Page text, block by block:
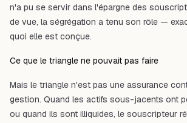
n'a pu se servir dans l'épargne des
de vue, la ségrégation a tenu son rôle —
quoi elle est conçue.
Ce que le triangle ne pouvait pas faire
Mais le triangle n'est pas une assurance
gestion. Quand les actifs sous-jacents ont
ou quand ils sont illiquides, le souscripteur